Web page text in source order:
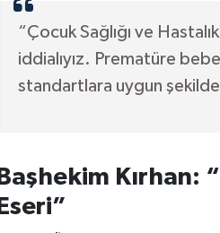
“Çocuk Sağlığı ve
iddialıyız. Prematüre
standartlara uygun
Başhekim Kırhan:
Eseri”